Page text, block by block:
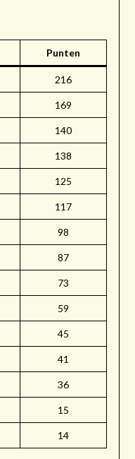
Punten
216
169
140
138
125
117
98
87
73
59
45
41
36
15
14